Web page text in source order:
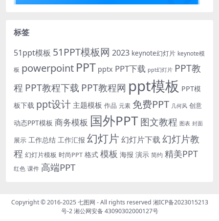
标签
51ppt模板 51PPT模板网 2023 keynote幻灯片 keynote模
板 powerpoint PPT pptx PPT下载 ppt幻灯片 PPT教
程 PPT教程下载 PPT教程网 ppt模板 PPT模
板下载 ppt设计 主题模板 作品 元素 免费PPT 几何风 创意
动态PPT模板 商务模板 国外PPT图文教程 图表 封面
展示 工作总结 工作汇报 幻灯片 幻灯片下载 幻灯片教
程 幻灯片模板 时尚PPT 格式 模板 海报 演示 简约 精美PPT
红色 课件 高端PPT
Copyright © 2016-2025七图网 - All rights reserved 湘ICP备2023015213
号-2湘公网安备 43090302000127号